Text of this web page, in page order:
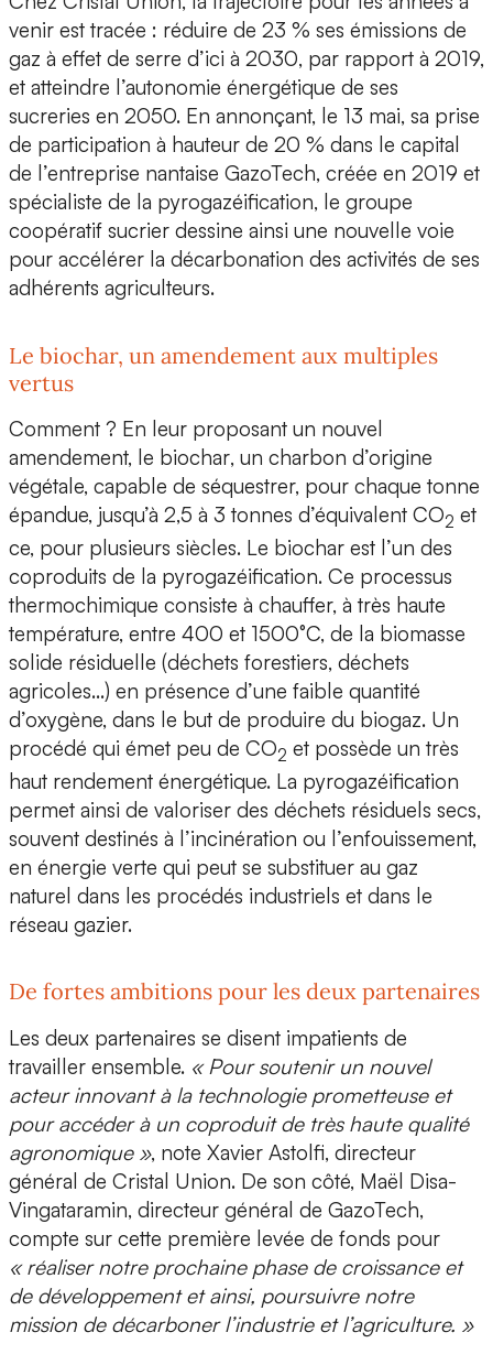
venir est tracée : réduire de 23 % ses émissions de
gaz à effet de serre d’ici à 2030, par rapport à 2019,
et atteindre l’autonomie énergétique de ses
sucreries en 2050. En annonçant, le 13 mai, sa prise
de participation à hauteur de 20 % dans le capital
de l’entreprise nantaise GazoTech, créée en 2019 et
spécialiste de la pyrogazéification, le groupe
coopératif sucrier dessine ainsi une nouvelle voie
pour accélérer la décarbonation des activités de ses
adhérents agriculteurs.
Le biochar, un amendement aux multiples
vertus
Comment ? En leur proposant un nouvel
amendement, le biochar, un charbon d’origine
végétale, capable de séquestrer, pour chaque tonne
épandue, jusqu’à 2,5 à 3 tonnes d’équivalent CO2 et
ce, pour plusieurs siècles. Le biochar est l’un des
coproduits de la pyrogazéification. Ce processus
thermochimique consiste à chauffer, à très haute
température, entre 400 et 1500°C, de la biomasse
solide résiduelle (déchets forestiers, déchets
agricoles...) en présence d’une faible quantité
d’oxygène, dans le but de produire du biogaz. Un
procédé qui émet peu de CO2 et possède un très
haut rendement énergétique. La pyrogazéification
permet ainsi de valoriser des déchets résiduels secs,
souvent destinés à l’incinération ou l’enfouissement,
en énergie verte qui peut se substituer au gaz
naturel dans les procédés industriels et dans le
réseau gazier.
De fortes ambitions pour les deux partenaires
Les deux partenaires se disent impatients de
travailler ensemble. « Pour soutenir un nouvel
acteur innovant à la technologie prometteuse et
pour accéder à un coproduit de très haute qualité
agronomique », note Xavier Astolfi, directeur
général de Cristal Union. De son côté, Maël Disa-
Vingataramin, directeur général de GazoTech,
compte sur cette première levée de fonds pour
« réaliser notre prochaine phase de croissance et
de développement et ainsi, poursuivre notre
mission de décarboner l’industrie et l’agriculture. »